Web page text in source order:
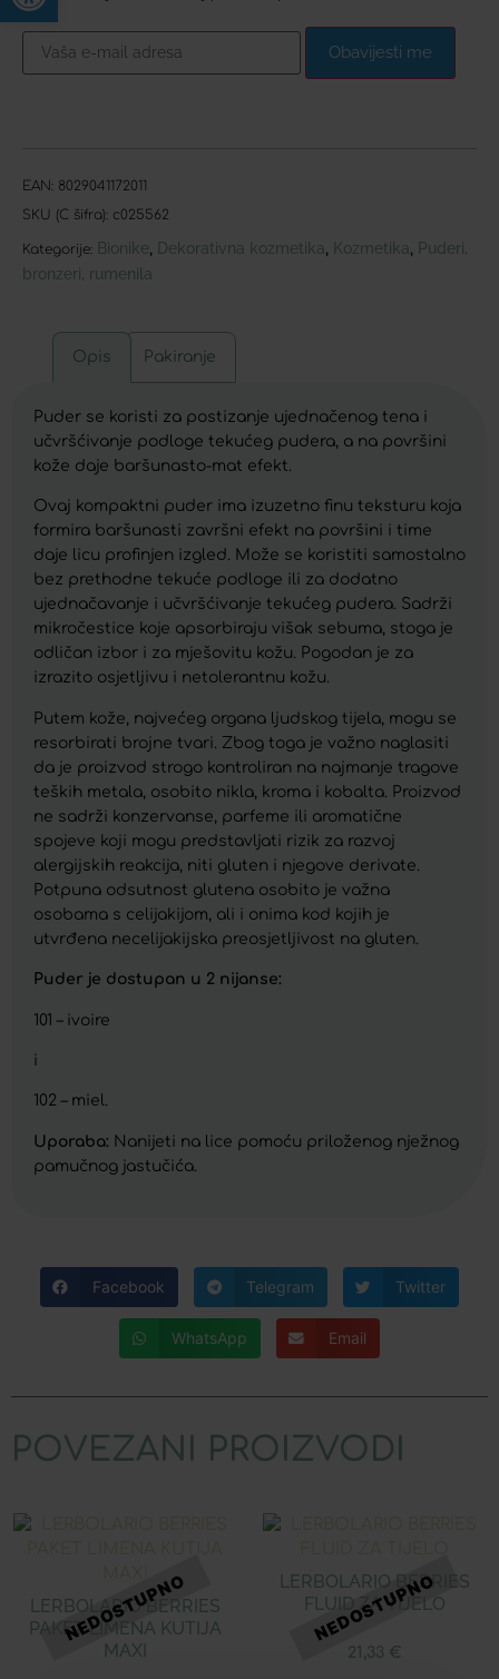
Obavijesti me
EAN: 8029041172011
SKU (C šifra): c025562
Kategorije: Bionike Dekorativna kozmetika Kozmetika Puderi,
bronzeri, rumenila
Opis Pakiranje
Puder se koristi za postizanje ujednačenog tena i
učvršćivanje podloge tekućeg pudera, a na površini
kože daje baršunasto-mat efekt.
Ovaj kompaktni puder ima izuzetno finu teksturu koja
formira baršunasti završni efekt na površini i time
daje licu profinjen izgled. Može se koristiti samostalno
bez prethodne tekuće podloge ili za dodatno
ujednačavanje i učvršćivanje tekućeg pudera. Sadrži
mikročestice koje apsorbiraju višak sebuma, stoga je
odličan izbor i za mješovitu kožu. Pogodan je za
izrazito osjetljivu i netolerantnu kožu.
Putem kože, najvećeg organa ljudskog tijela, mogu se
resorbirati brojne tvari. Zbog toga je važno naglasiti
da je proizvod strogo kontroliran na najmanje tragove
teških metala, osobito nikla, kroma i kobalta. Proizvod
ne sadrži konzervanse, parfeme ili aromatične
spojeve koji mogu predstavljati rizik za razvoj
alergijskih reakcija, niti gluten i njegove derivate.
Potpuna odsutnost glutena osobito je važna
osobama s celijakijom, ali i onima kod kojih je
utvrđena necelijakijska preosjetljivost na gluten.
Puder je dostupan u 2 nijanse:
101 – ivoire
i
102 – miel.
Uporaba: Nanijeti na lice pomoću priloženog nježnog
pamučnog jastučića.
Facebook Telegram Twitter
WhatsApp Email
POVEZANI PROIZVODI
LERBOLARIO BERRIES
PAKET LIMENA KUTIJA
MAXI
LERBOLARIO BERRIES
FLUID ZA TIJELO
21,33 €